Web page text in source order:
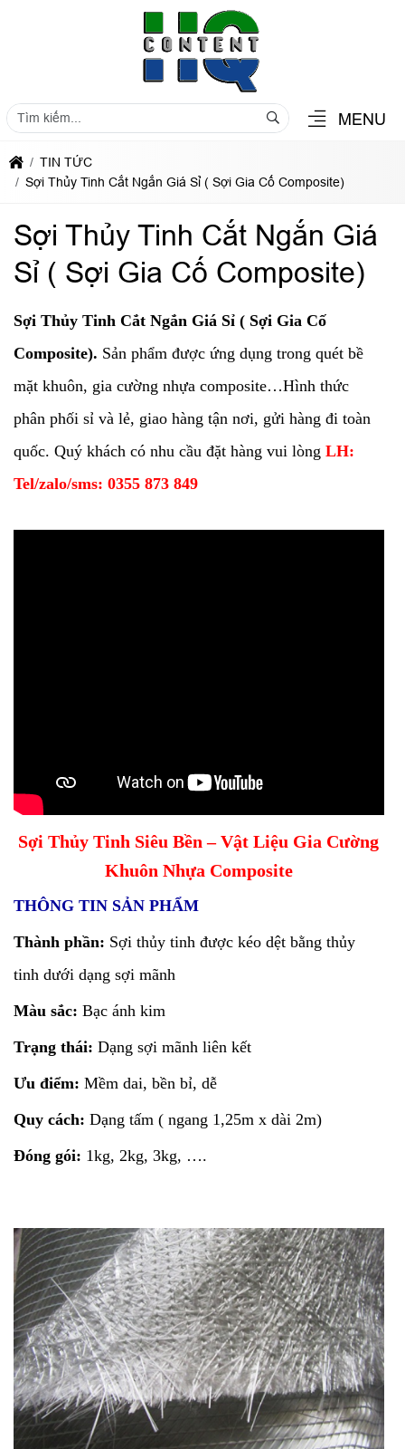
MENU
TIN TỨC
Sợi Thủy Tinh Cắt Ngắn Giá Sỉ ( Sợi Gia Cố Composite)
Sợi Thủy Tinh Cắt Ngắn Giá
Sỉ ( Sợi Gia Cố Composite)
Sợi Thủy Tinh Cắt Ngắn Giá Sỉ ( Sợi Gia Cố
Composite). Sản phẩm được ứng dụng trong quét bề
mặt khuôn, gia cường nhựa composite…Hình thức
phân phối sỉ và lẻ, giao hàng tận nơi, gửi hàng đi toàn
quốc. Quý khách có nhu cầu đặt hàng vui lòng LH:
Tel/zalo/sms: 0355 873 849
Sợi Thủy Tinh Siêu Bền – Vật Liệu Gia Cường
Khuôn Nhựa Composite
THÔNG TIN SẢN PHẨM
Thành phần: Sợi thủy tinh được kéo dệt bằng thủy
tinh dưới dạng sợi mãnh
Màu sắc: Bạc ánh kim
Trạng thái: Dạng sợi mãnh liên kết
Ưu điểm: Mềm dai, bền bỉ, dễ
Quy cách: Dạng tấm ( ngang 1,25m x dài 2m)
Đóng gói: 1kg, 2kg, 3kg, ….